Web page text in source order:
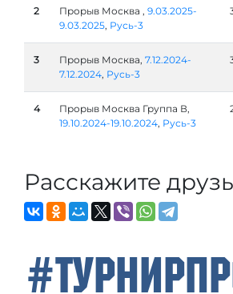
2 Прорыв Москва , 9.03.2025-
9.03.2025, Русь-3
3 Прорыв Москва, 7.12.2024-
7.12.2024, Русь-3
4
Прорыв Москва Группа В,
19.10.2024-19.10.2024, Русь-3
Расскажите